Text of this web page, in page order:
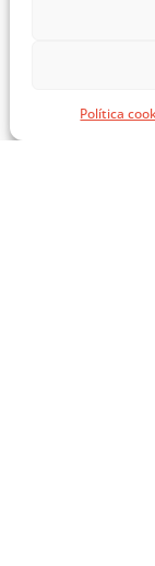
Política